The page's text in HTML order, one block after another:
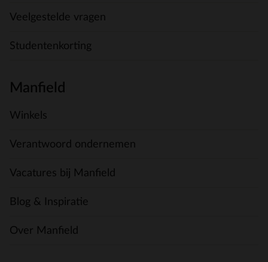
Veelgestelde vragen
Studentenkorting
Manfield
Winkels
Verantwoord ondernemen
Vacatures bij Manfield
Blog & Inspiratie
Over Manfield